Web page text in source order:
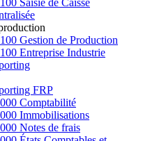
Saisie de Caisse
Gestion de Production
Entreprise Industrie
FRP
Comptabilité
Immobilisations
Notes de frais